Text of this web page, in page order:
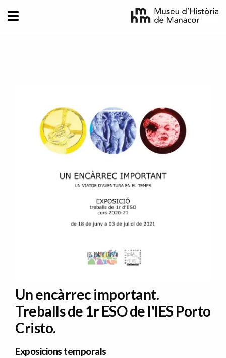
Un encàrrec important.
Treballs de 1r ESO de l'IES Porto
Cristo.
Exposicions temporals